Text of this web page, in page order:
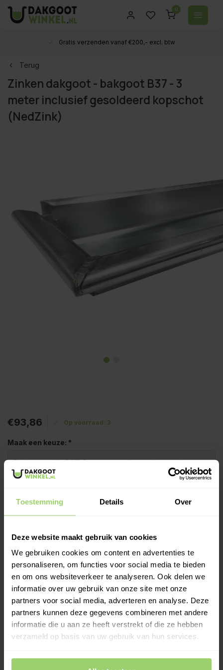
Toestemming Details Over
Deze website maakt gebruik van cookies
We gebruiken cookies om content en advertenties te
personaliseren, om functies voor social media te bieden
en om ons websiteverkeer te analyseren. Ook delen we
informatie over uw gebruik van onze site met onze
partners voor social media, adverteren en analyse. Deze
partners kunnen deze gegevens combineren met andere
informatie die u aan ze heeft verstrekt of die ze hebben
verzameld op basis van uw gebruik van hun services.
0
Gratis verzenden vanaf €200,- excl. btw
Terug
Zinken dakgoot - bakgoot B37 - 3
meter inclusief gesoldeerd kopschot
(NedZink)
€93,86 Op voorraad: 3
Maak een keuze: *
Wegens bouwvakvakantie zijn wij gesloten t/m
- + In Winkelwagen
Links/Rechts gezien vanaf vooraanzicht dakgoot. Zinken
dakgoot B37 met 1 kopschot in 3 meter lengte gesoldeerd.
Meer informatie >
Kies zelf je leverdatum bij het afrekenen!
Gratis verzenden vanaf €200,- excl. btw